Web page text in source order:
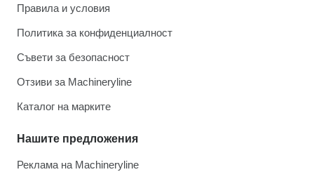
Правила и условия
Политика за конфиденциалност
Съвети за безопасност
Отзиви за Machineryline
Каталог на марките
Нашите предложения
Реклама на Machineryline